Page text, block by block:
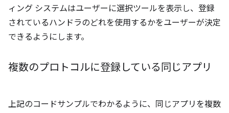
ィング システムはユーザーに選択ツールを表示し、登録
されているハンドラのどれを使用するかをユーザーが決定
できるようにします。
複数のプロトコルに登録している同じアプリ
上記のコードサンプルでわかるように、同じアプリを複数